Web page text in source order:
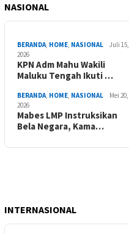
NASIONAL
BERANDA, HOME, NASIONAL
Juli 15,
2026
KPN Adm Mahu Wakili
Maluku Tengah Ikuti …
BERANDA, HOME, NASIONAL
Mei 20,
2026
Mabes LMP Instruksikan
Bela Negara, Kama…
INTERNASIONAL